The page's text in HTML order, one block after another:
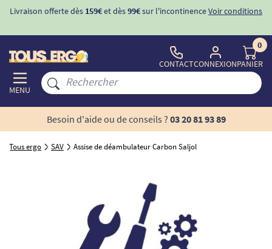
Livraison offerte dès 159€et dès99€sur l'incontinenceVoir conditions
MENU
CONTACTCONNEXION
0
PANIER
Besoin d'aide ou de conseils ? 03 20 81 93 89
Tous ergo SAV Assise de déambulateur Carbon Saljol